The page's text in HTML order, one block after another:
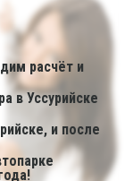
расчёт и
в Уссурийске
и после